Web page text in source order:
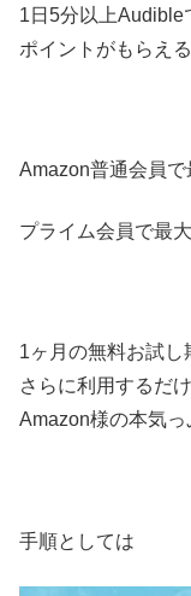
1日5分以上Audible
ポイントがもらえ
Amazon普通会員で
プライム会員で最
1ヶ月の無料お試し
さらに利用するだ
Amazon様の本気
手順としては